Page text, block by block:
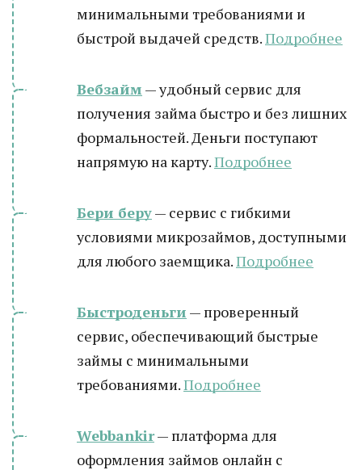
минимальными требованиями и
быстрой выдачей средств.Подробнее
Вебзайм — удобный сервис для
получения займа быстро и без лишних
формальностей. Деньги поступают
напрямую на карту.Подробнее
Бери беру— сервис с гибкими
условиями микрозаймов, доступными
для любого заемщика.Подробнее
Быстроденьги — проверенный
сервис, обеспечивающий быстрые
займы с минимальными
требованиями.Подробнее
Webbankir— платформа для
оформления займов онлайн с